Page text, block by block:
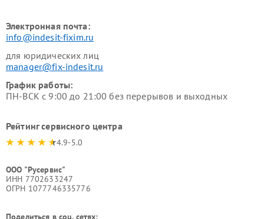
Электронная почта:
info@indesit-fixim.ru
для юридических лиц
manager@fix-indesit.ru
График работы:
ПН-ВСК с 9:00 до 21:00 без перерывов и выходных
Рейтинг сервисного центра
4.9-5.0
ООО "Русервис"
ИНН 7702633247
ОГРН 1077746335776
Поделиться в соц. сетях: